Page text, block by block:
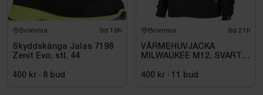
Bromma 9d 19h
Skyddskänga Jalas 7198
Zenit Evo, stl. 44
400 kr · 8 bud
Bromma 9d 21h
VÄRMEHUVJACKA
MILWAUKEE M12, SVART
400 kr · 11 bud